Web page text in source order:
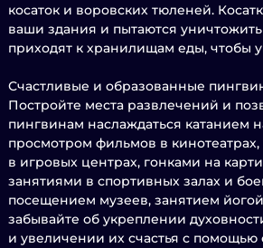
косаток и воровских тюленей.
ваши здания и пытаются
приходят к хранилищам еды, чтобы
Счастливые и образованные
Постройте места развлечений и
пингвинам наслаждаться катанием
просмотром фильмов в
в игровых центрах, гонками на
занятиями в спортивных залах и
посещением музеев, занятием
забывайте об укреплении
и увеличении их счастья с